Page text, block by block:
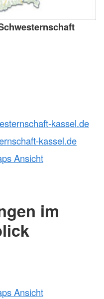
kassel.de
kassel.de
Ansicht
im
Ansicht